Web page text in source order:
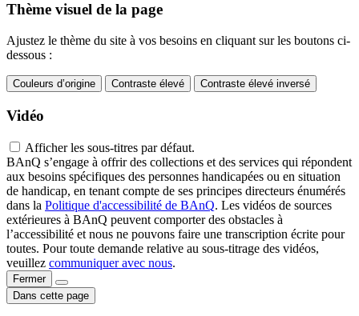
Thème visuel de la page
Ajustez le thème du site à vos besoins en cliquant sur les boutons ci-
dessous :
Couleurs d’origine Contraste élevé Contraste élevé inversé
Vidéo
Afficher les sous-titres par défaut.
BAnQ s’engage à offrir des collections et des services qui répondent
aux besoins spécifiques des personnes handicapées ou en situation
de handicap, en tenant compte de ses principes directeurs énumérés
dans la Politique d'accessibilité de BAnQ. Les vidéos de sources
extérieures à BAnQ peuvent comporter des obstacles à
l’accessibilité et nous ne pouvons faire une transcription écrite pour
toutes. Pour toute demande relative au sous-titrage des vidéos,
veuillez communiquer avec nous.
Fermer
Dans cette page